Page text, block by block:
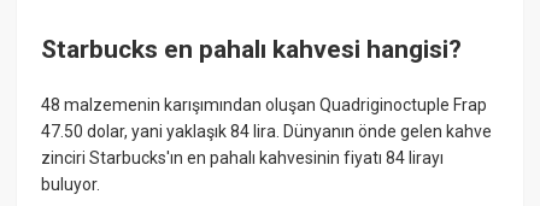
Starbucks en pahalı kahvesi hangisi?
48 malzemenin karışımından oluşan Quadriginoctuple Frap
47.50 dolar, yani yaklaşık 84 lira. Dünyanın önde gelen kahve
zinciri Starbucks'ın en pahalı kahvesinin fiyatı 84 lirayı
buluyor.